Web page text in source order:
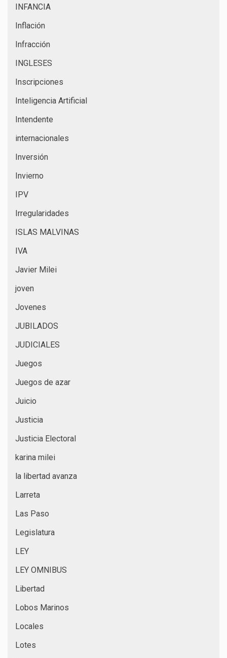
INFANCIA
Inflación
Infracción
INGLESES
Inscripciones
Inteligencia Artificial
Intendente
internacionales
Inversión
Invierno
IPV
Irregularidades
ISLAS MALVINAS
IVA
Javier Milei
joven
Jovenes
JUBILADOS
JUDICIALES
Juegos
Juegos de azar
Juicio
Justicia
Justicia Electoral
karina milei
la libertad avanza
Larreta
Las Paso
Legislatura
LEY
LEY OMNIBUS
Libertad
Lobos Marinos
Locales
Lotes